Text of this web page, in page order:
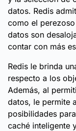
datos. Redis
como el
datos son
contar con más
Redis le brinda
respecto a los
Además, al
datos, le permite
posibilidades
caché inteligente